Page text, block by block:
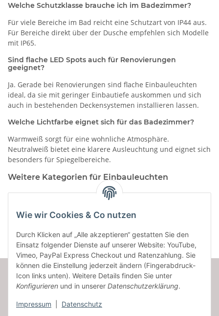
Wie wir Cookies & Co nutzen
Durch Klicken auf „Alle akzeptieren“ gestatten Sie den
Einsatz folgender Dienste auf unserer Website: YouTube,
Vimeo, PayPal Express Checkout und Ratenzahlung. Sie
können die Einstellung jederzeit ändern (Fingerabdruck-
Icon links unten). Weitere Details finden Sie unter
Konfigurieren und in unserer Datenschutzerklärung.
Impressum Datenschutz
Welche Schutzklasse brauche ich im Badezimmer?
Für viele Bereiche im Bad reicht eine Schutzart von IP44 aus.
Für Bereiche direkt über der Dusche empfehlen sich Modelle
mit IP65.
Sind flache LED Spots auch für Renovierungen
geeignet?
Ja. Gerade bei Renovierungen sind flache Einbauleuchten
ideal, da sie mit geringer Einbautiefe auskommen und sich
auch in bestehenden Deckensystemen installieren lassen.
Welche Lichtfarbe eignet sich für das Badezimmer?
Warmweiß sorgt für eine wohnliche Atmosphäre.
Neutralweiß bietet eine klarere Ausleuchtung und eignet sich
besonders für Spiegelbereiche.
Weitere Kategorien für Einbauleuchten
Kategorien